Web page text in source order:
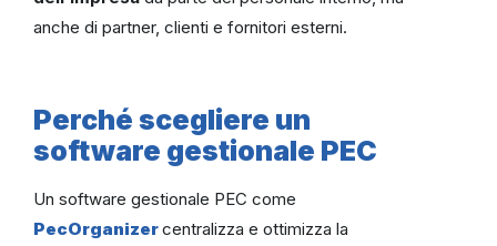
anche di partner, clienti e fornitori esterni.
Perché scegliere un
software gestionale PEC
Un software gestionale PEC come
PecOrganizercentralizza e ottimizza la